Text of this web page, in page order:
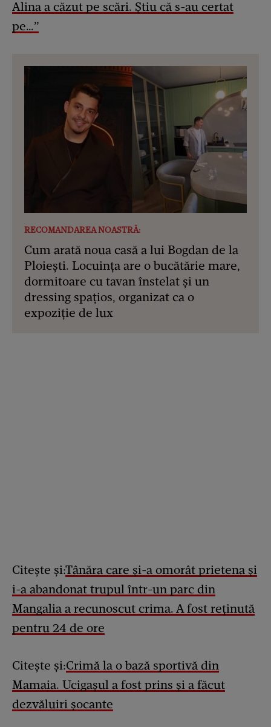
Alina a căzut pe scări. Știu că s-au certat
pe…”
RECOMANDAREA NOASTRĂ:
Cum arată noua casă a lui Bogdan de la
Ploiești. Locuința are o bucătărie mare,
dormitoare cu tavan înstelat și un
dressing spațios, organizat ca o
expoziție de lux
Citește și:Tânăra care și-a omorât prietena și
i-a abandonat trupul într-un parc din
Mangalia a recunoscut crima. A fost reținută
pentru 24 de ore
Citește și:Crimă la o bază sportivă din
Mamaia. Ucigașul a fost prins și a făcut
dezvăluiri șocante